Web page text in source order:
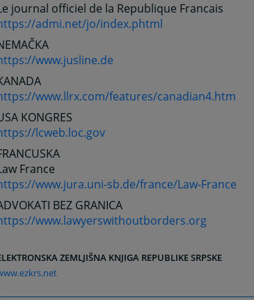
journal officiel de la Republique Francais
admi.net/jo/index.phtml
www.jusline.de
www.llrx.com/features/canadian4.htm
KONGRES
lcweb.loc.gov
France
www.jura.uni-sb.de/france/Law-France
BEZ GRANICA
www.lawyerswithoutborders.org
ZEMLJIŠNA KNJIGA REPUBLIKE SRPSKE